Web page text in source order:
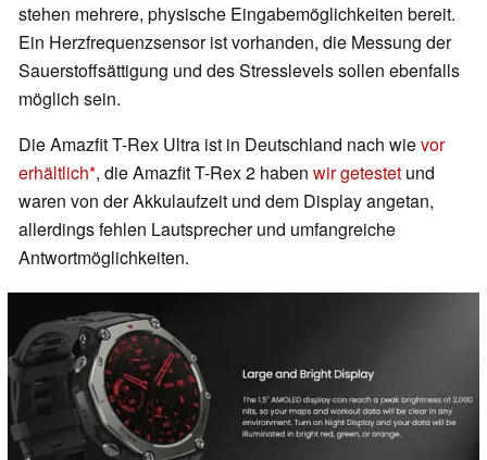
stehen mehrere, physische Eingabemöglichkeiten bereit.
Ein Herzfrequenzsensor ist vorhanden, die Messung der
Sauerstoffsättigung und des Stresslevels sollen ebenfalls
möglich sein.
Die Amazfit T-Rex Ultra ist in Deutschland nach wievor
erhältlich , die Amazfit T-Rex 2 haben wir getestet und
waren von der Akkulaufzeit und dem Display angetan,
allerdings fehlen Lautsprecher und umfangreiche
Antwortmöglichkeiten.